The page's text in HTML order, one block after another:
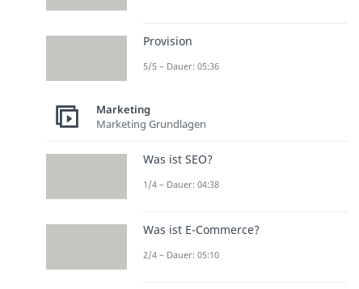
Provision
5/5 – Dauer: 05:36
Marketing
Marketing Grundlagen
Was ist SEO?
1/4 – Dauer: 04:38
Was ist E-Commerce?
2/4 – Dauer: 05:10